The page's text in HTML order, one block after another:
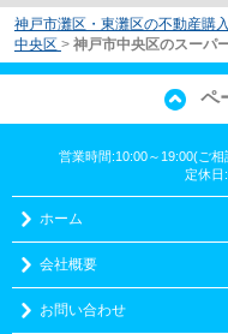
神戸市灘区・東灘区の不動産購
中央区 > 神戸市中央区のスーパ
ペ
営業時間:10:00～19:00(ご
定休日
ホーム
会社概要
お問い合わせ